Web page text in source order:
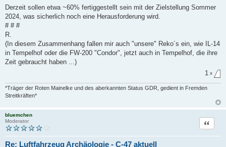
Derzeit sollen etwa ~60% fertiggestellt sein mit der Zielstellung Sommer
2024, was sicherlich noch eine Herausforderung wird.
# # #
R.
(In diesem Zusammenhang fallen mir auch "unsere" Reko´s ein, wie IL-14
in Tempelhof oder die FW-200 "Condor", jetzt auch in Tempelhof, die ihre
Zeit gebraucht haben ...)
1 x
*Träger der Roten Mainelke und des aberkannten Status GDR, gedient in Fremden
Streitkräften*
bluemchen
Moderator
Re: Luftfahrzeug Archäologie - C-47 aktuell
Zitat